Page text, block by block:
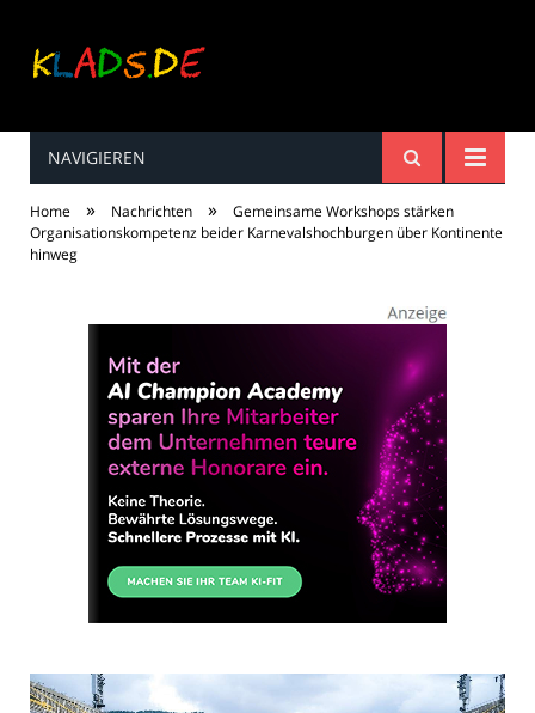
Kinderreime, Spiele,
Spaß ...
NAVIGIEREN
Home » Nachrichten »
Gemeinsame Workshops stärken
Organisationskompetenz beider Karnevalshochburgen über Kontinente
hinweg